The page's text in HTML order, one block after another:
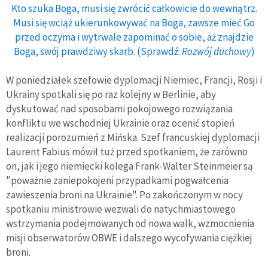
Kto szuka Boga, musi się zwrócić całkowicie do wewnątrz.
Musi się wciąż ukierunkowywać na Boga, zawsze mieć Go
przed oczyma i wytrwale zapominać o sobie, aż znajdzie
Boga, swój prawdziwy skarb. (Sprawdź:Rozwój duchowy)
W poniedziałek szefowie dyplomacji Niemiec, Francji, Rosji i
Ukrainy spotkali się po raz kolejny w Berlinie, aby
dyskutować nad sposobami pokojowego rozwiązania
konfliktu we wschodniej Ukrainie oraz ocenić stopień
realizacji porozumień z Mińska. Szef francuskiej dyplomacji
Laurent Fabius mówił tuż przed spotkaniem, że zarówno
on, jak i jego niemiecki kolega Frank-Walter Steinmeier są
"poważnie zaniepokojeni przypadkami pogwałcenia
zawieszenia broni na Ukrainie". Po zakończonym w nocy
spotkaniu ministrowie wezwali do natychmiastowego
wstrzymania podejmowanych od nowa walk, wzmocnienia
misji obserwatorów OBWE i dalszego wycofywania ciężkiej
broni.